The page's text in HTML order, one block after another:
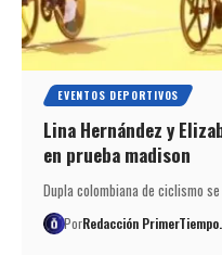
EVENTOS DEPORTIVOS
Lina Hernández y
en prueba madison
Dupla colombiana de ciclismo
PorRedacción